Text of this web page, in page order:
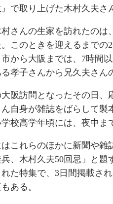
で取り上げた木村久夫さ
さんの生家を訪れたのは
このときを迎えるまで
から大阪までは、7時間
孝子さんから兄久夫さん
阪訪問となったその日、
ん自身が雑誌をばらして
校高学年頃には、夜中ま
これらのほかに新聞や
、木村久夫50回忌」と題
た特集で、3日間掲載さ
ある。